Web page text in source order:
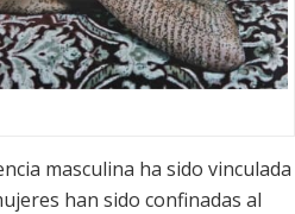
masculina ha sido vinculada
han sido confinadas al